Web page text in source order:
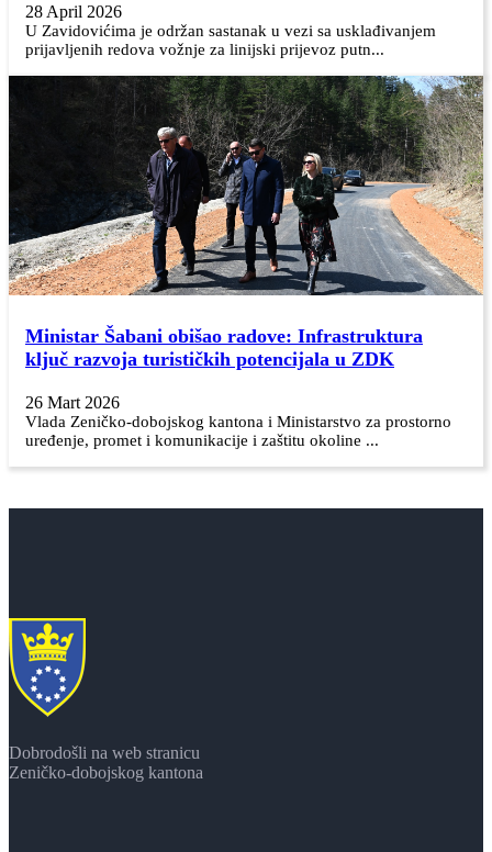
28 April 2026
U Zavidovićima je održan sastanak u vezi sa usklađivanjem
prijavljenih redova vožnje za linijski prijevoz putn...
Ministar Šabani obišao radove: Infrastruktura
ključ razvoja turističkih potencijala u ZDK
26 Mart 2026
Vlada Zeničko-dobojskog kantona i Ministarstvo za prostorno
uređenje, promet i komunikacije i zaštitu okoline ...
Dobrodošli na web stranicu
Zeničko-dobojskog kantona